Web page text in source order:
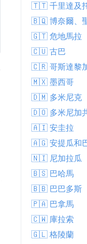
🇹🇹 千里達及
🇧🇶 博奈爾、
🇬🇹 危地馬拉
🇨🇺 古巴
🇨🇷 哥斯達黎
🇲🇽 墨西哥
🇩🇲 多米尼克
🇩🇴 多米尼加
🇦🇮 安圭拉
🇦🇬 安提瓜和
🇳🇮 尼加拉瓜
🇧🇸 巴哈馬
🇧🇧 巴巴多斯
🇵🇦 巴拿馬
🇨🇼 庫拉索
🇬🇱 格陵蘭